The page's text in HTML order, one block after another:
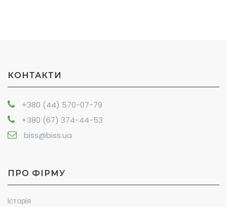
КОНТАКТИ
+380 (44) 570-07-79
+380 (67) 374-44-53
biss@biss.ua
ПРО ФІРМУ
Iсторiя